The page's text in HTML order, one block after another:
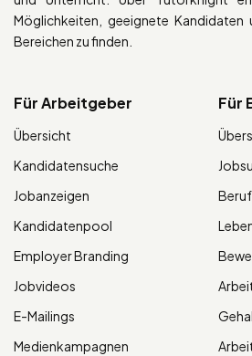
Möglichkeiten, geeignete Kandidaten
Bereichen zu finden.
Für Arbeitgeber
Übersicht
Kandidatensuche
Jobanzeigen
Kandidatenpool
Employer Branding
Jobvideos
E-Mailings
Medienkampagnen
Für